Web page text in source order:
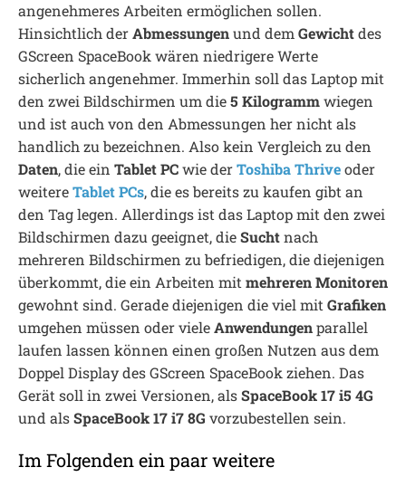
angenehmeres Arbeiten ermöglichen sollen.
Hinsichtlich derAbmessungenund dem Gewichtdes
GScreen SpaceBook wären niedrigere Werte
sicherlich angenehmer. Immerhin soll das Laptop mit
den zwei Bildschirmen um die5 Kilogrammwiegen
und ist auch von den Abmessungen her nicht als
handlich zu bezeichnen. Also kein Vergleich zu den
Daten, die ein Tablet PCwie derToshiba Thriveoder
weitereTablet PCs, die es bereits zu kaufen gibt an
den Tag legen. Allerdings ist das Laptop mit den zwei
Bildschirmen dazu geeignet, dieSuchtnach
mehreren Bildschirmen zu befriedigen, die diejenigen
überkommt, die ein Arbeiten mit mehreren Monitoren
gewohnt sind. Gerade diejenigen die viel mit Grafiken
umgehen müssen oder vieleAnwendungenparallel
laufen lassen können einen großen Nutzen aus dem
Doppel Display des GScreen SpaceBook ziehen. Das
Gerät soll in zwei Versionen, alsSpaceBook 17 i5 4G
und alsSpaceBook 17 i7 8G vorzubestellen sein.
Im Folgenden ein paar weitere